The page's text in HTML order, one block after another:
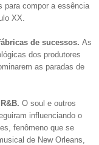
para compor a essência
XX.
de sucessos. As
dos produtores
as paradas de
O soul e outros
influenciando o
fenômeno que se
de New Orleans,